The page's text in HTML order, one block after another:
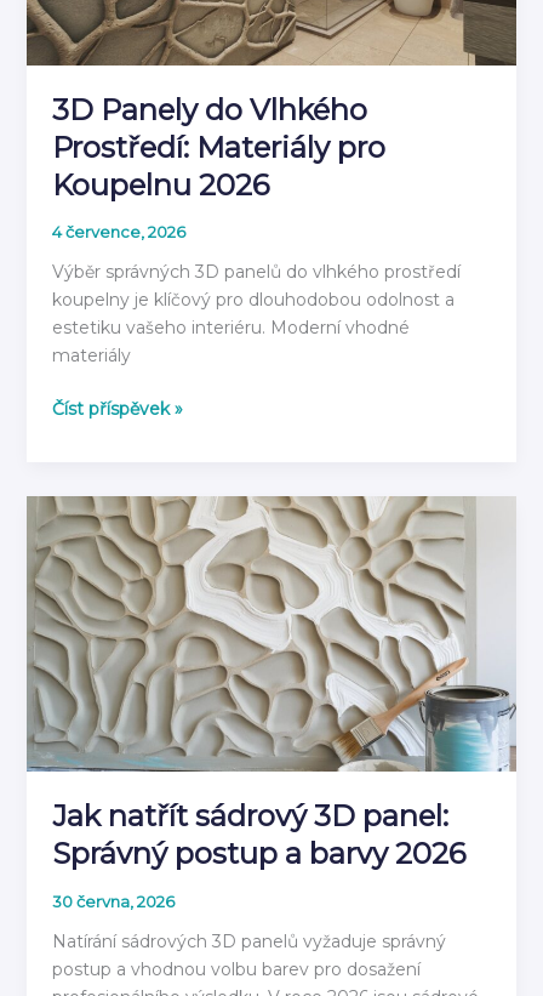
3D Panely do Vlhkého
Prostředí: Materiály pro
Koupelnu 2026
4 července, 2026
Výběr správných 3D panelů do vlhkého prostředí
koupelny je klíčový pro dlouhodobou odolnost a
estetiku vašeho interiéru. Moderní vhodné
materiály
3D
Vlhkého
Prostředí:
Materiály
pro
Koupelnu
2026
Číst příspěvek »
Jak natřít sádrový 3D panel:
Správný postup a barvy 2026
30 června, 2026
Natírání sádrových 3D panelů vyžaduje správný
postup a vhodnou volbu barev pro dosažení